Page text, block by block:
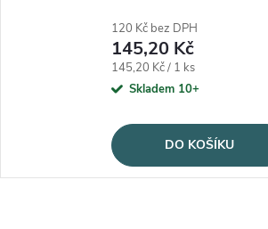
120 Kč bez DPH
145,20 Kč
Měrná cena:
145,20 Kč / 1 ks
Skladem 10+
DO KOŠÍKU